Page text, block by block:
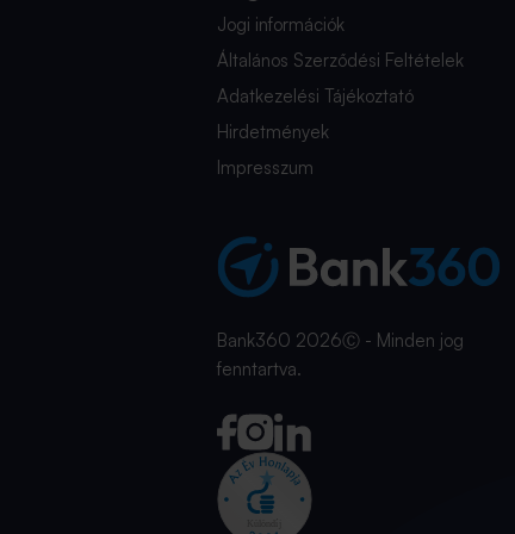
Jogi információk
Általános Szerződési Feltételek
Adatkezelési Tájékoztató
Hirdetmények
Impresszum
Bank360 2026Ⓒ - Minden jog
fenntartva.